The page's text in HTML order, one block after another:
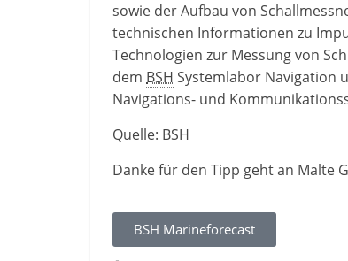
sowie der Aufbau von
technischen Informationen zu
Technologien zur Messung von
dem BSH Systemlabor Navigation
Navigations- und
Quelle: BSH
Danke für den Tipp geht an Malte
BSH Marineforecast